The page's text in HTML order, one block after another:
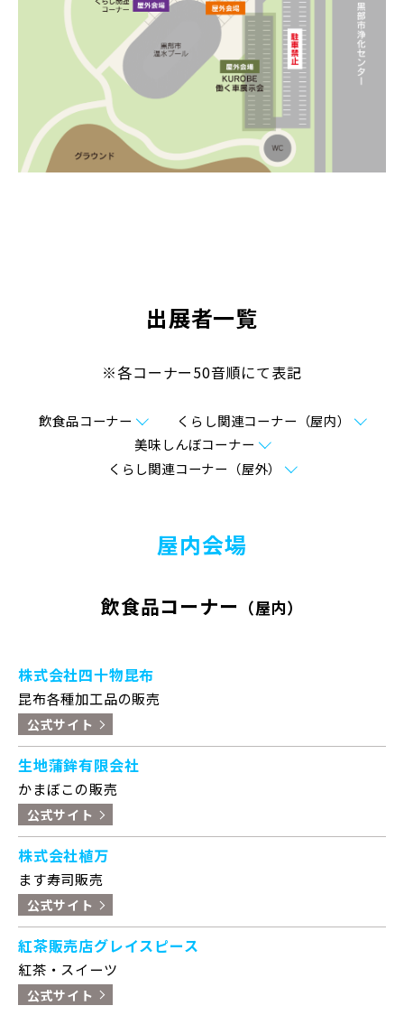
出展者一覧
※各コーナー50音順にて表記
飲食品コーナー
くらし関連コーナー（屋内）
美味しんぼコーナー
くらし関連コーナー（屋外）
屋内会場
飲食品コーナー （屋内）
株式会社四十物昆布
昆布各種加工品の販売
公式サイト
生地蒲鉾有限会社
かまぼこの販売
公式サイト
株式会社植万
ます寿司販売
公式サイト
紅茶販売店グレイスピース
紅茶・スイーツ
公式サイト